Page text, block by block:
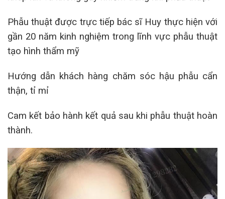
Phẫu thuật được trực tiếp bác sĩ Huy thực hiện với
gần 20 năm kinh nghiệm trong lĩnh vực phẫu thuật
tạo hình thẩm mỹ
Hướng dẫn khách hàng chăm sóc hậu phẫu cẩn
thận, tỉ mỉ
Cam kết bảo hành kết quả sau khi phẫu thuật hoàn
thành.